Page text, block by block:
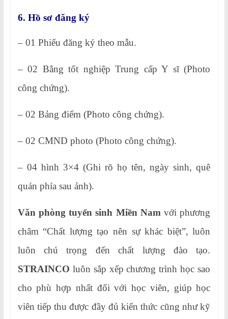
6. Hồ sơ đăng ký
– 01 Phiếu đăng ký theo mẫu.
– 02 Bằng tốt nghiệp Trung cấp Y sĩ (Photo
công chứng).
– 02 Bảng điểm (Photo công chứng).
– 02 CMND photo (Photo công chứng).
– 04 hình 3×4 (Ghi rõ họ tên, ngày sinh, quê
quán phía sau ảnh).
Văn phòng tuyển sinh Miền Nam với phương
châm “Chất lượng tạo nên sự khác biệt”, luôn
luôn chú trọng đến chất lượng đào tạo.
STRAINCO luôn sắp xếp chương trình học sao
cho phù hợp nhất đối với học viên, giúp học
viên tiếp thu được đầy đủ kiến thức cũng như kỹ